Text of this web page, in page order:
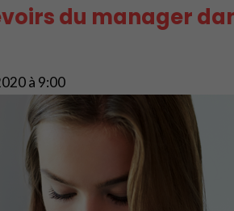
du manager
à 9:00